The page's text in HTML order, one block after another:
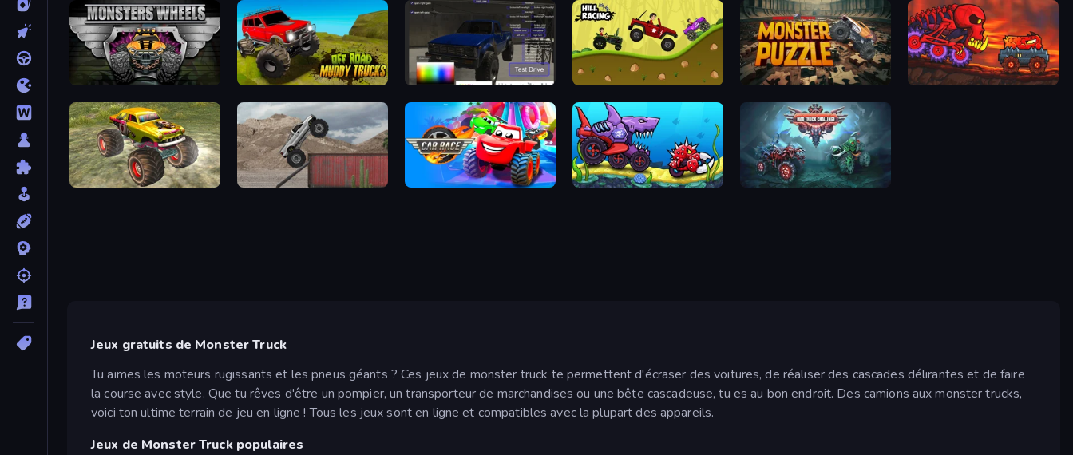
Monsters' Wheels Special Offroad Muddy Trucks Car Inspector: Truck Hill Racing Monster Puzzle Car Eats Car: Volcanic Adventure
Real Simulator: Monster Truck Hard Wheels Car Race: 3D Car Eats Car: Underwater Adventure Mad Truck Challenge Special
Jeux gratuits de Monster Truck
Tu aimes les moteurs rugissants et les pneus géants ? Ces jeux de monster truck te permettent d'écraser des voitures, de réaliser des cascades délirantes et de faire
la course avec style. Que tu rêves d'être un pompier, un transporteur de marchandises ou une bête cascadeuse, tu es au bon endroit. Des camions aux monster trucks,
voici ton ultime terrain de jeu en ligne ! Tous les jeux sont en ligne et compatibles avec la plupart des appareils.
Jeux de Monster Truck populaires